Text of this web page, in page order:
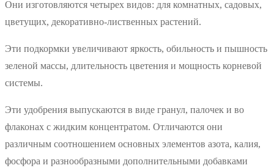
Они изготовляются четырех видов: для комнатных, садовых,
цветущих, декоративно-лиственных растений.
Эти подкормки увеличивают яркость, обильность и пышность
зеленой массы, длительность цветения и мощность корневой
системы.
Эти удобрения выпускаются в виде гранул, палочек и во
флаконах с жидким концентратом. Отличаются они
различным соотношением основных элементов азота, калия,
фосфора и разнообразными дополнительными добавками